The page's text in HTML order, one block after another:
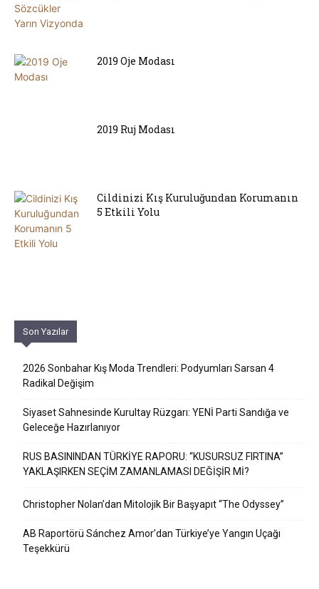
2019 Oje Modası
2019 Ruj Modası
Cildinizi Kış Kuruluğundan Korumanın
5 Etkili Yolu
Son Yazılar
2026 Sonbahar Kış Moda Trendleri: Podyumları Sarsan 4
Radikal Değişim
Siyaset Sahnesinde Kurultay Rüzgarı: YENİ Parti Sandığa ve
Geleceğe Hazırlanıyor
RUS BASININDAN TÜRKİYE RAPORU: “KUSURSUZ FIRTINA”
YAKLAŞIRKEN SEÇİM ZAMANLAMASI DEĞİŞİR Mİ?
Christopher Nolan’dan Mitolojik Bir Başyapıt “The Odyssey”
AB Raportörü Sánchez Amor’dan Türkiye’ye Yangın Uçağı
Teşekkürü